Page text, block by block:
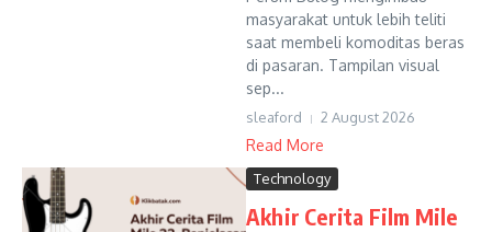
masyarakat untuk lebih teliti
saat membeli komoditas beras
di pasaran. Tampilan visual
sep...
sleaford 2 August 2026
Read More
Technology
Akhir Cerita Film Mile